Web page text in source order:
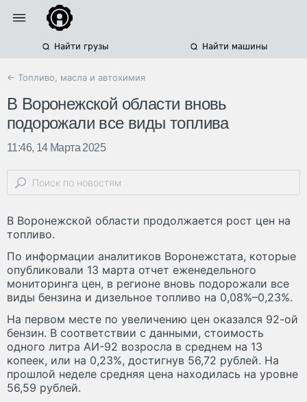
Найти грузы Найти машины
← Топливо, масла и автохимия
В Воронежской области вновь
подорожали все виды топлива
11:46, 14 Марта 2025
В Воронежской области продолжается рост цен на
топливо.
По информации аналитиков Воронежстата, которые
опубликовали 13 марта отчет еженедельного
мониторинга цен, в регионе вновь подорожали все
виды бензина и дизельное топливо на 0,08%–0,23%.
На первом месте по увеличению цен оказался 92-ой
бензин. В соответствии с данными, стоимость
одного литра АИ-92 возросла в среднем на 13
копеек, или на 0,23%, достигнув 56,72 рублей. На
прошлой неделе средняя цена находилась на уровне
56,59 рублей.